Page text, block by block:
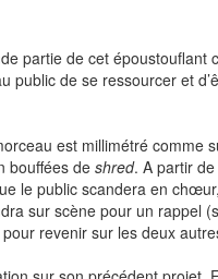
partie de cet époustouflant
de se ressourcer et
est millimétré comme
bouffées de shred. A partir
le public scandera en
sur scène pour un rappel
revenir sur les deux